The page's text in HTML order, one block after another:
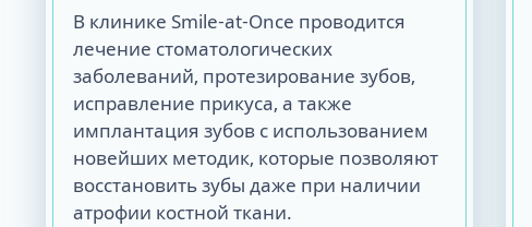
В клинике Smile-at-Once проводится
лечение стоматологических
заболеваний, протезирование зубов,
исправление прикуса, а также
имплантация зубов с использованием
новейших методик, которые позволяют
восстановить зубы даже при наличии
атрофии костной ткани.